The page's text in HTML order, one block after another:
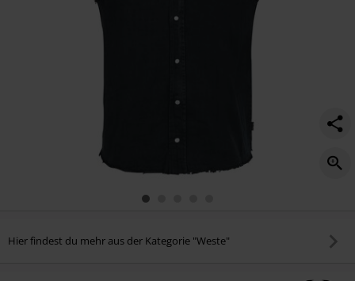
Hier findest du mehr aus der Kategorie "Weste"